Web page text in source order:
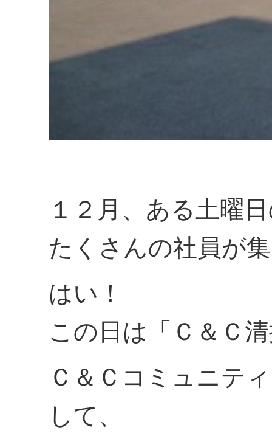
１２月、ある土曜
たくさんの社員が
はい！
この日は「Ｃ＆Ｃ
Ｃ＆Ｃコミュニテ
して、